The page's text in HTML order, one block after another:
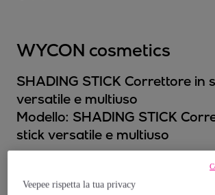
WYCON cosmetics
SHADING STICK Correttore in
versatile e multiuso
Modello: SHADING STICK
stick versatile e multiuso
12 €
Veepee rispetta la tua privacy